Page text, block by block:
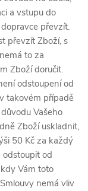
a vstupu do
převzít.
převzít Zboží, s
to za
Zboží doručit.
odstoupení od
takovém případě
Vašeho
Zboží uskladnit,
50 Kč za každý
od
Vám toto
nemá vliv